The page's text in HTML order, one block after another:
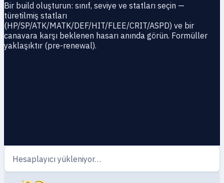
Bir build oluşturun: sınıf, seviye ve statları seçin —
türetilmiş statları
(HP/SP/ATK/MATK/DEF/HIT/FLEE/CRIT/ASPD) ve bir
canavara karşı beklenen hasarı anında görün. Formüller
yaklaşıktır (pre-renewal).
Hesaplayıcı yükleniyor…